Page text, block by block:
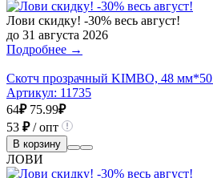
Лови скидку! -30% весь август!
до 31 августа 2026
Подробнее →
Скотч прозрачный KIMBO, 48
Артикул: 11735
64₽ 75.99₽
53 ₽/ опт
В корзину
ЛОВИ